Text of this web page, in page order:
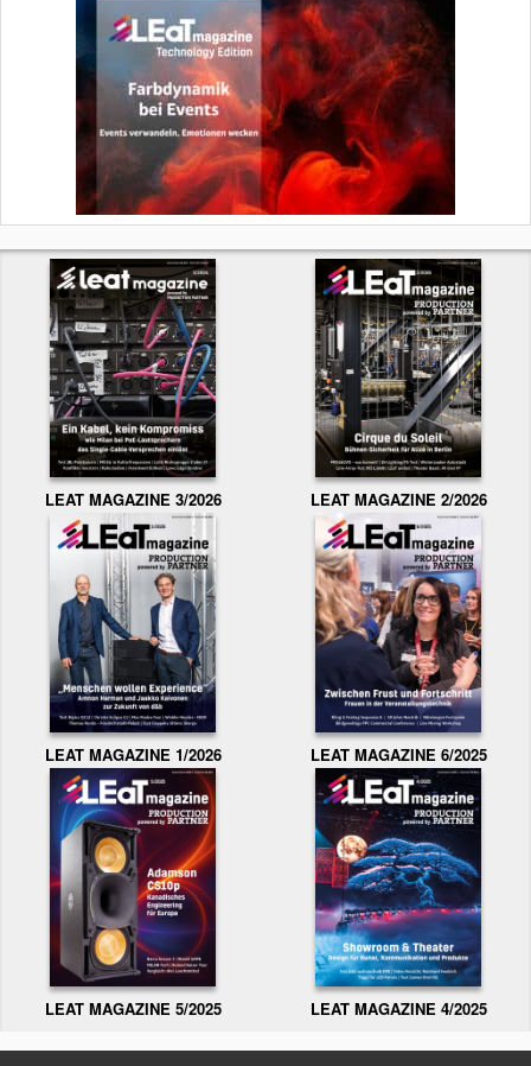
LEAT MAGAZINE 3/2026 LEAT MAGAZINE 2/2026
LEAT MAGAZINE 1/2026 LEAT MAGAZINE 6/2025
LEAT MAGAZINE 5/2025 LEAT MAGAZINE 4/2025